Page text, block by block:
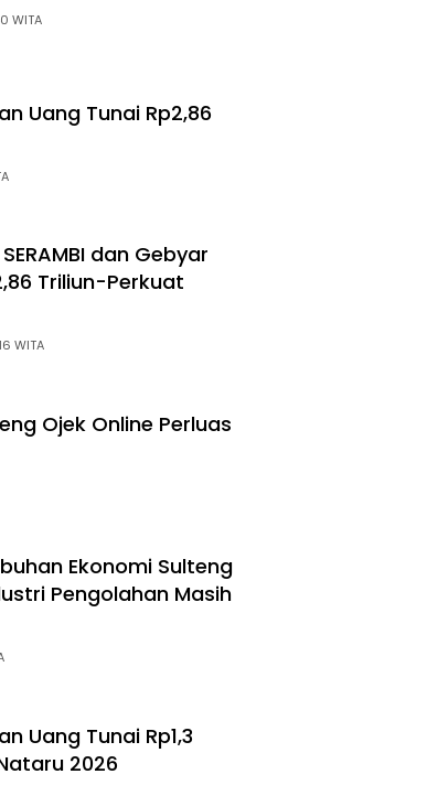
Kamis, 05 Maret 2026 - 12:40 WITA
Uang Tunai Rp2,86
WITA
dan Gebyar
Triliun-Perkuat
Rabu, 18 Februari 2026 - 22:16 WITA
Ojek Online Perluas
Ekonomi Sulteng
Pengolahan Masih
Uang Tunai Rp1,3
2026